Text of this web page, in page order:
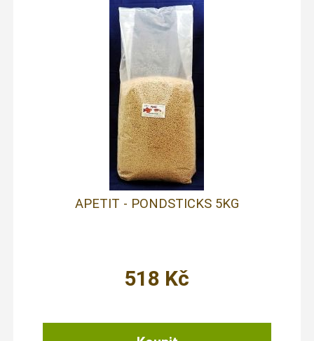
APETIT - PONDSTICKS 5KG
518 Kč